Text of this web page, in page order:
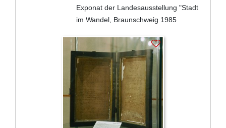
Exponat der Landesausstellung "Stadt
im Wandel, Braunschweig 1985